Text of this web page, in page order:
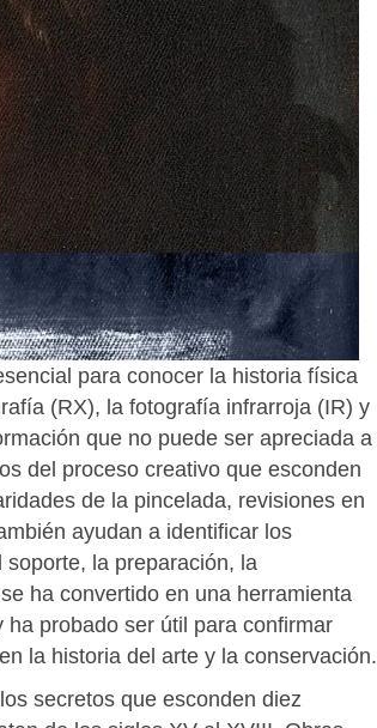
para conocer la historia física
(RX), la fotografía infrarroja (IR) y
que no puede ser apreciada a
del proceso creativo que esconden
de la pincelada, revisiones en
ayudan a identificar los
la preparación, la
ha convertido en una herramienta
probado ser útil para confirmar
la historia del arte y la conservación.
secretos que esconden diez